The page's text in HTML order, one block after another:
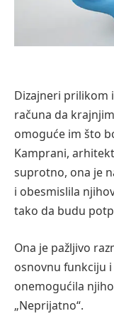
Dizajneri prilikom
računa da
omoguće im što
Kamprani,
suprotno, ona je
i obesmislila
tako da budu
Ona je pažljivo
osnovnu funkciju
onemogućila
„Neprijatno“.